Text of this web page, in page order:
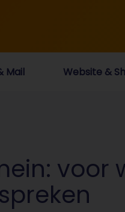
Mail Website &
voor